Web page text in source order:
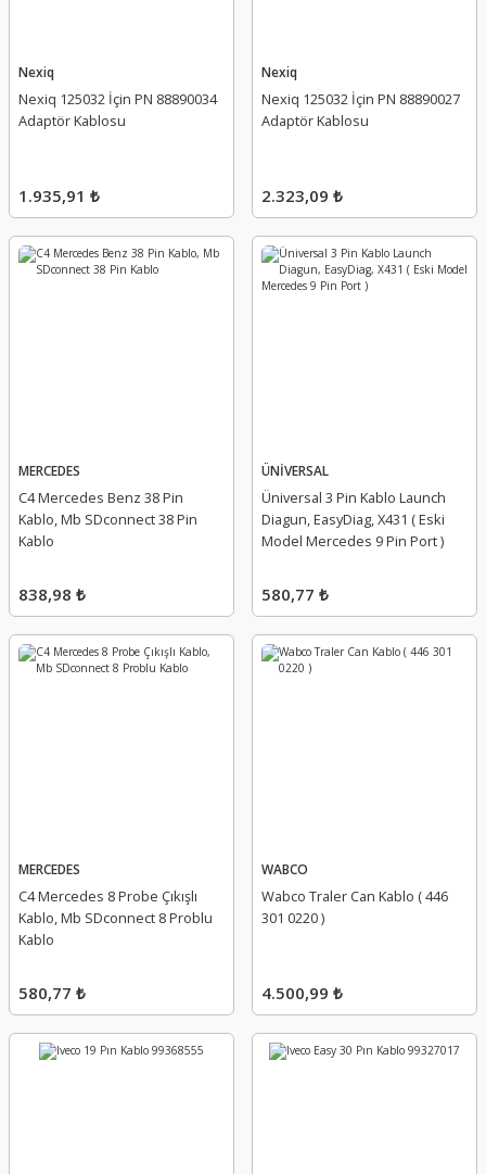
Nexiq
Nexiq 125032 İçin PN 88890034
Adaptör Kablosu
1.935,91 ₺
Nexiq
Nexiq 125032 İçin PN 88890027
Adaptör Kablosu
2.323,09 ₺
MERCEDES
C4 Mercedes Benz 38 Pin
Kablo, Mb SDconnect 38 Pin
Kablo
838,98 ₺
ÜNİVERSAL
Üniversal 3 Pin Kablo Launch
Diagun, EasyDiag, X431 ( Eski
Model Mercedes 9 Pin Port )
580,77 ₺
MERCEDES
C4 Mercedes 8 Probe Çıkışlı
Kablo, Mb SDconnect 8 Problu
Kablo
580,77 ₺
WABCO
Wabco Traler Can Kablo ( 446
301 0220 )
4.500,99 ₺